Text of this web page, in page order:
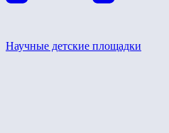
Научные детские площадки